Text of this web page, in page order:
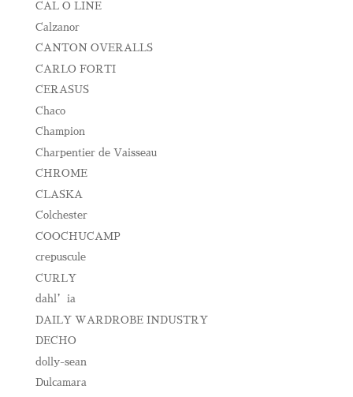
CAL O LINE
Calzanor
CANTON OVERALLS
CARLO FORTI
CERASUS
Chaco
Champion
Charpentier de Vaisseau
CHROME
CLASKA
Colchester
COOCHUCAMP
crepuscule
CURLY
dahl’ia
DAILY WARDROBE INDUSTRY
DECHO
dolly-sean
Dulcamara